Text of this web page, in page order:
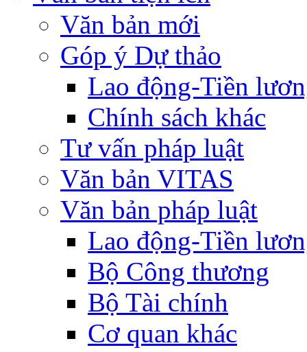
Văn bản mới
Góp ý Dự thảo
Lao động-Tiền
Chính sách khác
Tư vấn pháp luật
Văn bản VITAS
Văn bản pháp luật
Lao động-Tiền
Bộ Công thương
Bộ Tài chính
Cơ quan khác